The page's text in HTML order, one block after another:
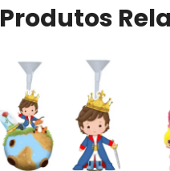
Produtos